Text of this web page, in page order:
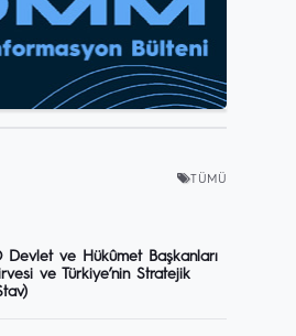
TÜMÜ
Devlet ve Hükûmet Başkanları
ve Türkiye’nin Stratejik